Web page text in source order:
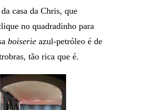
casa da Chris, que
no quadradinho para
boiserie azul-petróleo é de
tão rica que é.